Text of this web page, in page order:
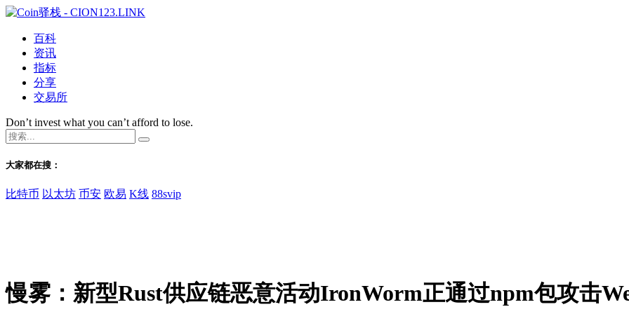
百科
资讯
指标
分享
交易所
Don’t invest what you can’t afford to lose.
大家都在搜：
比特币 以太坊 币安 欧易 K线 88svip
慢雾：新型Rust供应链恶意活动IronWorm正通过npm包攻击